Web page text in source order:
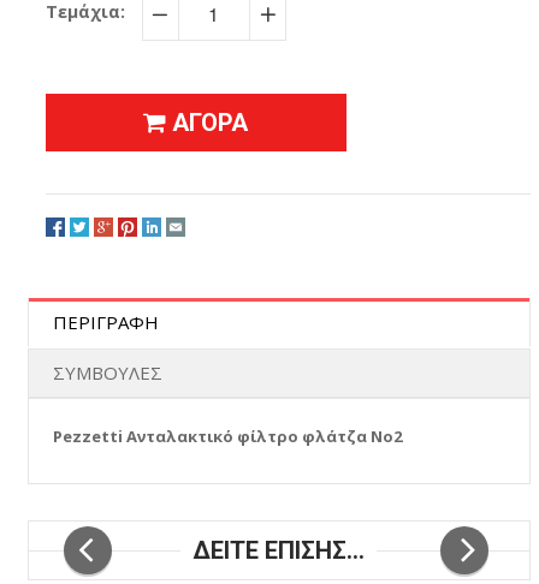
Τεμάχια:
− +
ΑΓΟΡΑ
ΠΕΡΙΓΡΑΦΗ
ΣΥΜΒΟΥΛΕΣ
Pezzetti Ανταλακτικό φίλτρο φλάτζα No2
ΔΕΙΤΕ ΕΠΙΣΗΣ...